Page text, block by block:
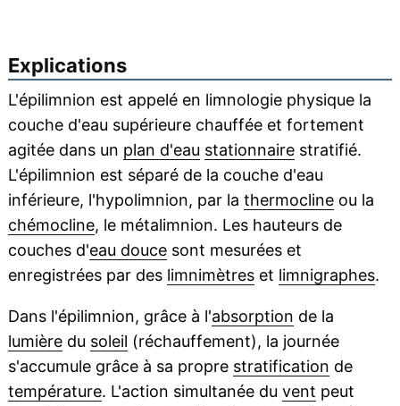
Explications
L'épilimnion est appelé en limnologie physique la
couche d'eau supérieure chauffée et fortement
agitée dans un plan d'eau stationnairestratifié.
L'épilimnion est séparé de la couche d'eau
inférieure, l'hypolimnion, par la thermoclineou la
chémocline, le métalimnion. Les hauteurs de
couches d'eau doucesont mesurées et
enregistrées par des limnimètreset limnigraphes.
Dans l'épilimnion, grâce à l'absorption de la
lumièredu soleil (réchauffement), la journée
s'accumule grâce à sa propre stratification de
température. L'action simultanée du vent peut